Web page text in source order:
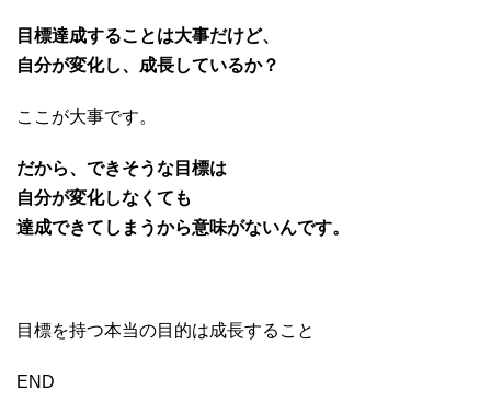
目標達成することは大事だけど、
自分が変化し、成長しているか？
ここが大事です。
だから、できそうな目標は
自分が変化しなくても
達成できてしまうから意味がないんです。
目標を持つ本当の目的は成長すること
END